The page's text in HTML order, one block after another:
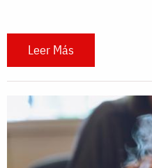
Leer Más